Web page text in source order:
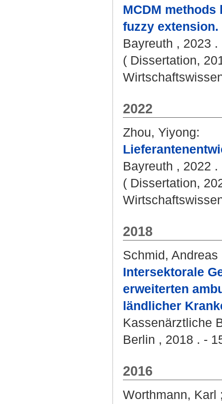
MCDM
fuzzy extension.
Bayreuth , 2023
( Dissertation,
2022
Zhou, Yiyong:
Bayreuth , 2022
( Dissertation,
2018
Schmid, Andreas
Intersektorale
erweiterten
ländlicher
Kassenärztliche
Berlin , 2018 . -
2016
Worthmann, Karl